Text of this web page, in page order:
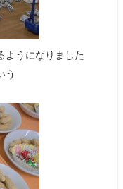
ようになりました
う